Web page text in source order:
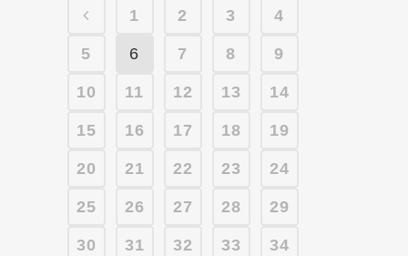
1 2 3 4
5 6 7 8 9
10 11 12 13 14
15 16 17 18 19
20 21 22 23 24
25 26 27 28 29
30 31 32 33 34